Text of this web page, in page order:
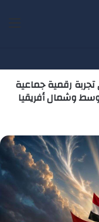
رقمية جماعية
وشمال أفريقيا